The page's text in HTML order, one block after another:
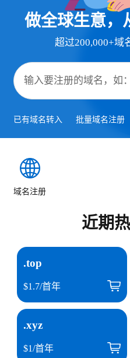
做全球生意，
超过200,000+域
输入要注册的域名，如
已有域名转入 批量域名注册
域名注册
近期
.top
$1.7/首年
.xyz
$1/首年